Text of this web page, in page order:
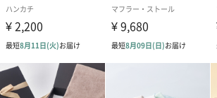
写真付きメッセージカ
ード（680円）
写真付きメッセー
ード（Thank you
ンク（680円）